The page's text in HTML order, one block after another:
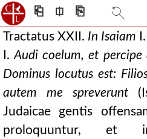
⎗ ⎅ ⎘
Tractatus XXII. In Isaiam I.
I.Audi coelum, et percipe
Dominus locutus est:
autem me spreverunt
Judaicae gentis
proloquuntur, et